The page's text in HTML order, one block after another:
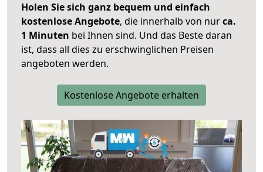
Holen Sie sich ganz bequem und einfach
kostenlose Angebote, die innerhalb von nurca.
1 Minuten bei Ihnen sind. Und das Beste daran
ist, dass all dies zu erschwinglichen Preisen
angeboten werden.
Kostenlose Angebote erhalten